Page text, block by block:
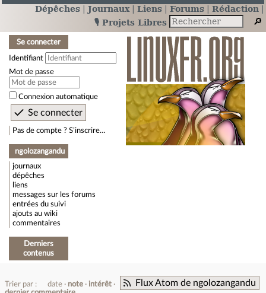
Dépêches Journaux Liens Forums
Rédaction
🎙️ Projets Libres
Se connecter
Identifiant
Mot de passe
Connexion automatique
Pas de compte ? S’inscrire…
ngolozangandu
journaux
dépêches
liens
messages sur les forums
entrées du suivi
ajouts au wiki
commentaires
Derniers
contenus
Flux Atom de ngolozangandu
Trier par : date note
intérêt